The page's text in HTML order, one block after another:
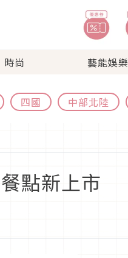
時尚 藝能娛樂
四國 中部北陸
點新上市